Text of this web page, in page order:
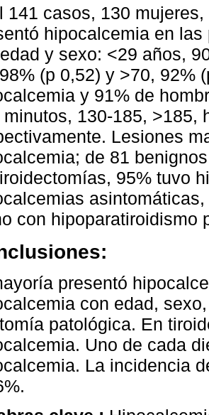
141 casos, 130
hipocalcemia en
y sexo: <29 años,
(p 0,52) y >70, 92%
y 91% de
minutos, 130-185, >185,
Lesiones
de 81
95% tuvo
con hipoparatiroidismo
presentó
con edad,
patológica. En
Uno de cada
La incidencia